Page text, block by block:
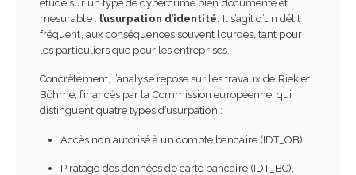
étude sur un type de cybercrime bien documenté et
mesurable : l’usurpation d’identité. Il s’agit d’un délit
fréquent, aux conséquences souvent lourdes, tant pour
les particuliers que pour les entreprises.
Concrètement, l’analyse repose sur les travaux de Riek et
Böhme, financés par la Commission européenne, qui
distinguent quatre types d’usurpation :
Accès non autorisé à un compte bancaire (IDT_OB),
Piratage des données de carte bancaire (IDT_BC),